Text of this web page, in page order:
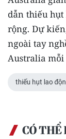
TIN MỚI
TIN ĐỊA
Trung du và
Nguyên
dẫn thiếu
rộng. Dự
ngoài tay
Australia mỗi
thiếu hụt lao
CÓ THỂ